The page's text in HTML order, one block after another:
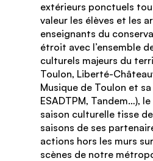
extérieurs ponctuels
valeur les élèves et les
enseignants du
étroit avec l’ensemble
culturels majeurs du
Toulon, Liberté-
Musique de Toulon et sa
ESADTPM, Tandem…),
saison culturelle tisse
saisons de ses
actions hors les murs
scènes de notre